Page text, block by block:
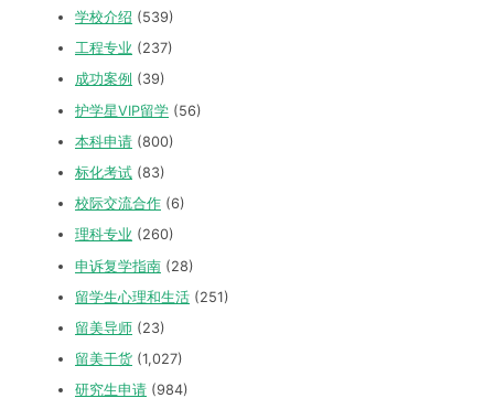
学校介绍 (539)
工程专业 (237)
成功案例 (39)
护学星VIP留学 (56)
本科申请 (800)
标化考试 (83)
校际交流合作 (6)
理科专业 (260)
申诉复学指南 (28)
留学生心理和生活 (251)
留美导师 (23)
留美干货 (1,027)
研究生申请 (984)